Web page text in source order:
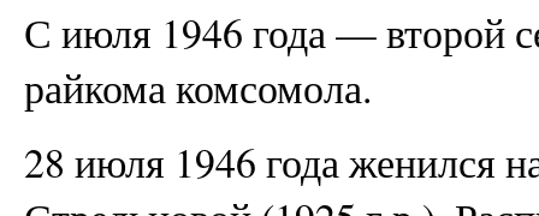
С июля 1946 года — второй
райкома комсомола.
28 июля 1946 года женился